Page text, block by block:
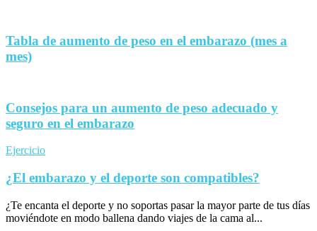
Tabla de aumento de peso en el embarazo (mes a
mes)
Consejos para un aumento de peso adecuado y
seguro en el embarazo
Ejercicio
¿El embarazo y el deporte son compatibles?
¿Te encanta el deporte y no soportas pasar la mayor parte de tus días
moviéndote en modo ballena dando viajes de la cama al...